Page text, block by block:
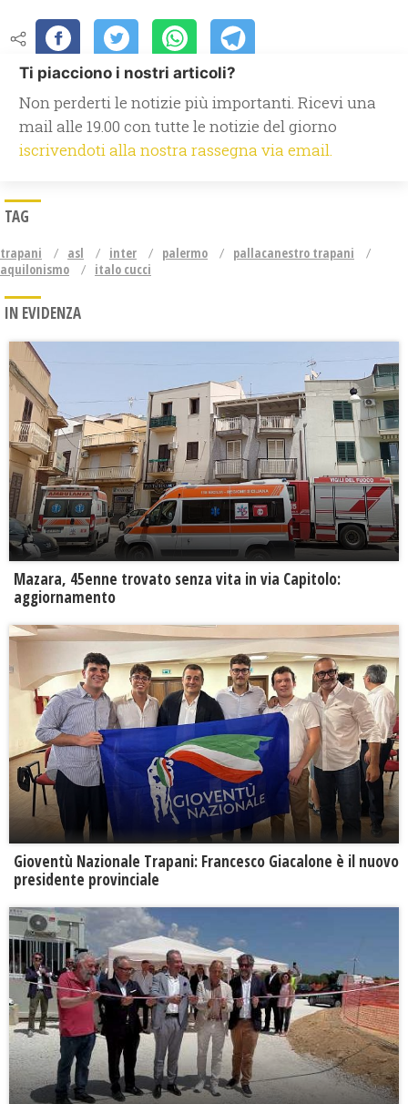
Ti piacciono i nostri articoli?
Non perderti le notizie più importanti. Ricevi una
mail alle 19.00 con tutte le notizie del giorno
iscrivendoti alla nostra rassegna via email.
TAG
trapani asl inter palermo
pallacanestro trapani
aquilonismo
italo cucci
IN EVIDENZA
Mazara, 45enne trovato senza vita in via Capitolo:
aggiornamento
Gioventù Nazionale Trapani: Francesco Giacalone è il nuovo
presidente provinciale